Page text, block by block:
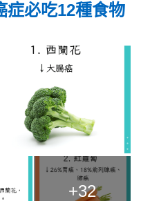
症必吃12種食物
+32